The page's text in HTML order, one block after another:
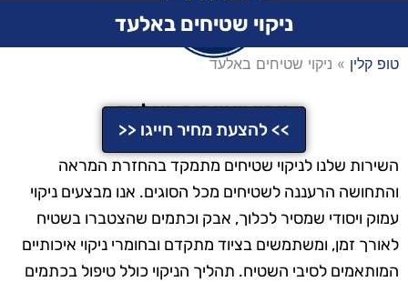
ניקוי שטיחים באלעד
טופ קלין » ניקוי שטיחים באלעד
ניקוי שטיחים באלעד
>> להצעת מחיר חייגו <<
השירות שלנו לניקוי שטיחים מתמקד בהחזרת המראה
והתחושה הרעננה לשטיחים מכל הסוגים. אנו מבצעים ניקוי
עמוק ויסודי שמסיר לכלוך, אבק וכתמים שהצטברו בשטיח
לאורך זמן, ומשתמשים בציוד מתקדם ובחומרי ניקוי איכותיים
המותאמים לסיבי השטיח. תהליך הניקוי כולל טיפול בכתמים